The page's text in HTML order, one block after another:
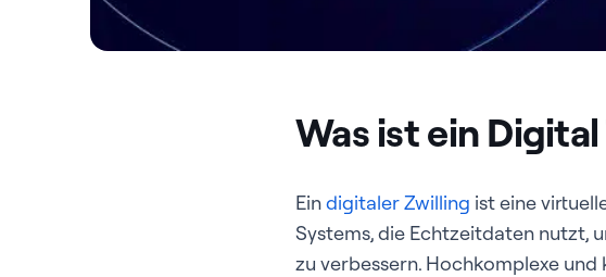
Was ist ein Digital
Eindigitaler Zwilling ist eine
Systems, die Echtzeitdaten nutzt,
zu verbessern. Hochkomplexe